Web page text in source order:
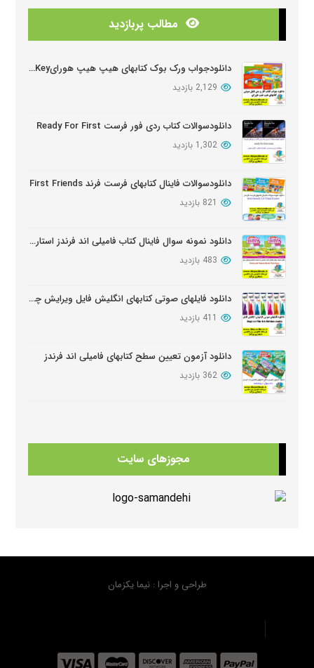
دانلود دوره آموزشی Wider World ویرایش دوم
دانلود سوالات کتابهای Oxford Discover
مطالب پربازدید
دانلودجواب ورک بوک کتابهای هیپ هیپ هورایHip Hip Hooray Workbook Key
2,129 بازدید
دانلودسوالات کتاب ردی فور فرست Ready For First
1,302 بازدید
دانلودسوالات فاینال کتابهای فرست فرند First Friends
821 بازدید
دانلود نمونه سوال فاینال کتاب فامیلی اند فرندز استارتر ویرایش دوم
483 بازدید
دانلود فایلهای صوتی کتابهای انگلیش فایل ویرایش چهارم English File Edition Audio
411 بازدید
دانلود آزمون تعیین سطح کتابهای فامیلی اند فرندز
362 بازدید
مجوزهای سایت
طراحی و اجرا : نیما یکزمان